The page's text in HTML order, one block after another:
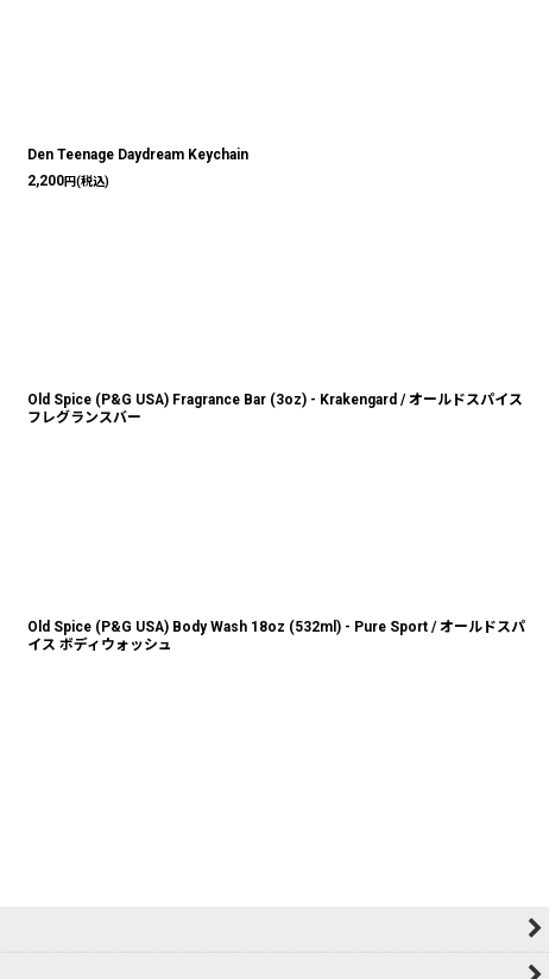
Den Teenage Daydream Keychain
2,200円(税込)
Old Spice (P&G USA) Fragrance Bar (3oz) - Krakengard / オールドスパイス
フレグランスバー
Old Spice (P&G USA) Body Wash 18oz (532ml) - Pure Sport / オールドスパ
イス ボディウォッシュ